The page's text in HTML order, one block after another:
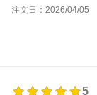
注文日：2026/04/05
5